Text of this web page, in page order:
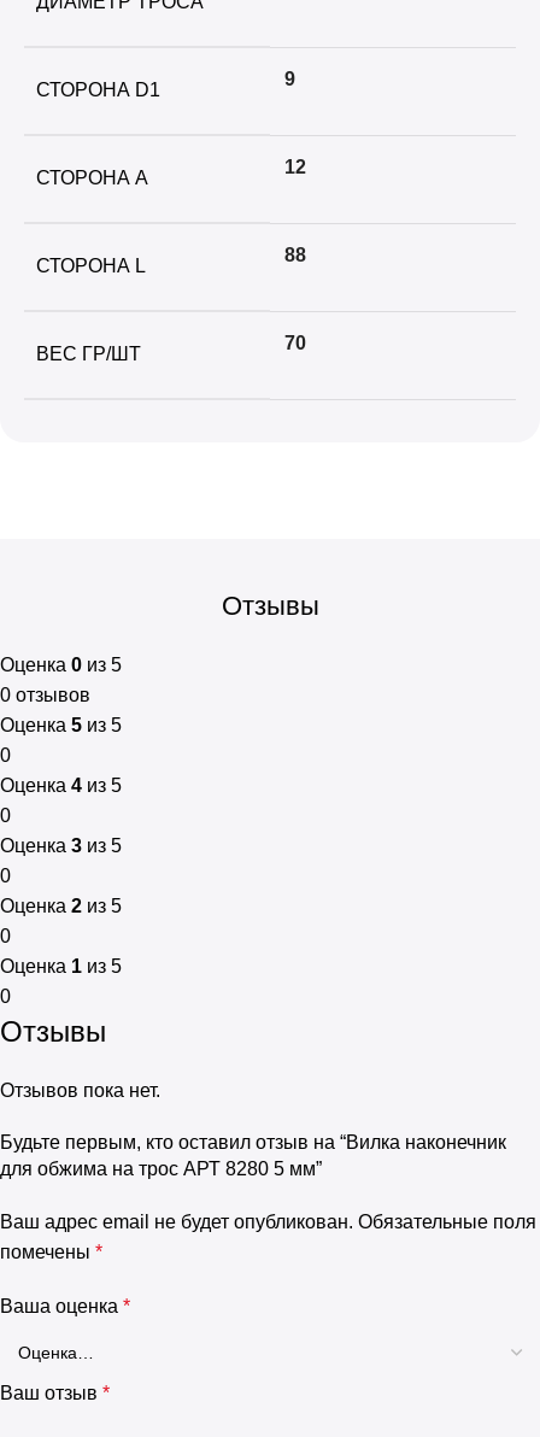
СТОРОНА D1
9
СТОРОНА А
12
СТОРОНА L
88
ВЕС ГР/ШТ
70
Отзывы
Оценка 0 из 5
0 отзывов
Оценка 5 из 5
0
Оценка 4 из 5
0
Оценка 3 из 5
0
Оценка 2 из 5
0
Оценка 1 из 5
0
Отзывы
Отзывов пока нет.
Будьте первым, кто оставил отзыв на “Вилка наконечник
для обжима на трос АРТ 8280 5 мм”
Ваш адрес email не будет опубликован. Обязательные поля
помечены *
Ваша оценка *
Ваш отзыв *